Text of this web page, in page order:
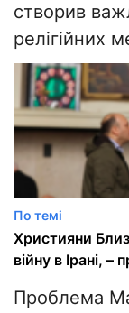
створив
релігійних
По темі
Християни
війну в Ірані, –
Проблема